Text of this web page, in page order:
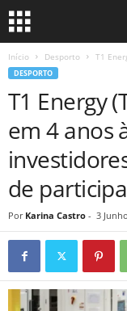
Início Desporto T1
DESPORTO
T1 Energy
em 4 anos
de
Por Karina Castro - 3